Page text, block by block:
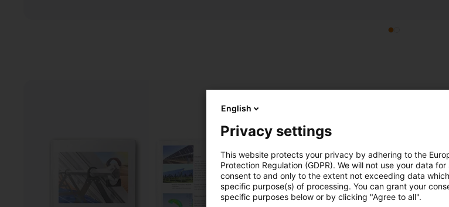
English
Privacy settings
This website protects your privacy by adhering to the
Protection Regulation (GDPR). We will not use your data
consent to and only to the extent not exceeding data
specific purpose(s) of processing. You can grant your
specific purposes below or by clicking "Agree to all".